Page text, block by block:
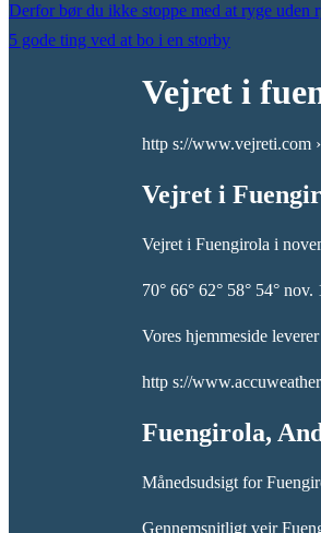
Derfor bør du ikke stoppe med at ryge uden
5 gode ting ved at bo i en storby
Vejret i
http s://www.vejreti.com
Vejret i
Vejret i Fuengirola i
70° 66° 62° 58° 54°
Vores hjemmeside
http s://
Fuengirola,
Månedsudsigt for
Gennemsnitligt vejr